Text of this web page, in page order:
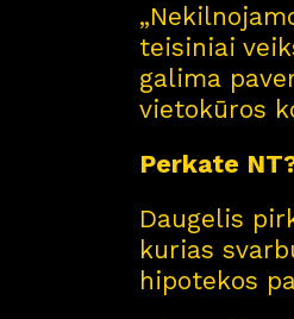
teisiniai
galima
vietokūros
Perkate
Daugelis
kurias
hipotekos